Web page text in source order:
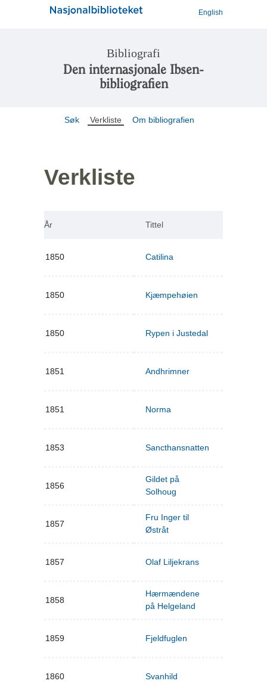
English
Bibliografi
Den internasjonale Ibsen-
bibliografien
Søk Verkliste Om bibliografien
Verkliste
År Tittel
1850 Catilina
1850 Kjæmpehøien
1850 Rypen i Justedal
1851 Andhrimner
1851 Norma
1853 Sancthansnatten
1856
Gildet på
Solhoug
1857
Fru Inger til
Østråt
1857 Olaf Liljekrans
1858
Hærmændene
på Helgeland
1859 Fjeldfuglen
1860 Svanhild